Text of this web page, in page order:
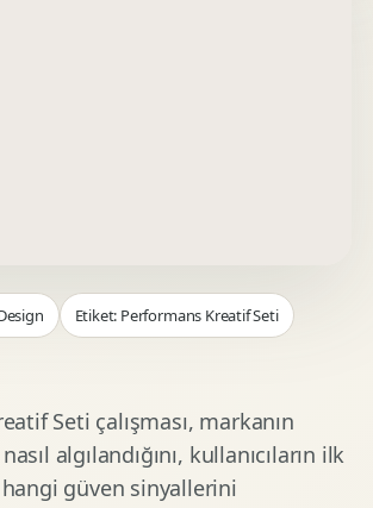
Etiket: Performans Kreatif Seti
Seti çalışması, markanın
algılandığını, kullanıcıların ilk
güven sinyallerini